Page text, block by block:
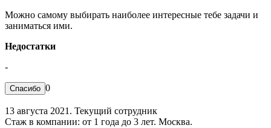
Можно самому выбирать наиболее интересные тебе задачи и
заниматься ими.
Недостатки
-
0
13 августа 2021. Текущий сотрудник
Стаж в компании: от 1 года до 3 лет. Москва.